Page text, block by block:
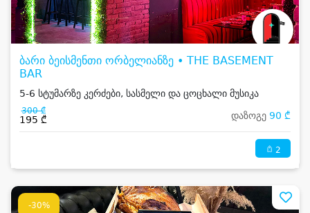
ბარი ბეისმენთი ორბელიანზე • THE BASEMENT
BAR
5-6 სტუმარზე კერძები, სასმელი და ცოცხალი მუსიკა
300 ₾
195 ₾ დაზოგე 90 ₾
2
-30%